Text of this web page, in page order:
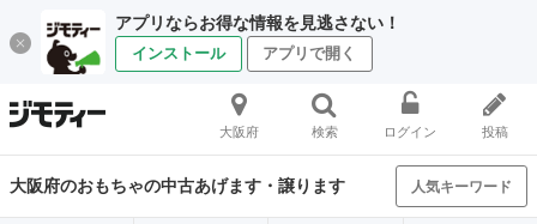
アプリならお得な情報を見逃さない！
インストール アプリで開く
大阪府 検索 ログイン 投稿
大阪府のおもちゃの中古あげます・譲ります 人気キーワード